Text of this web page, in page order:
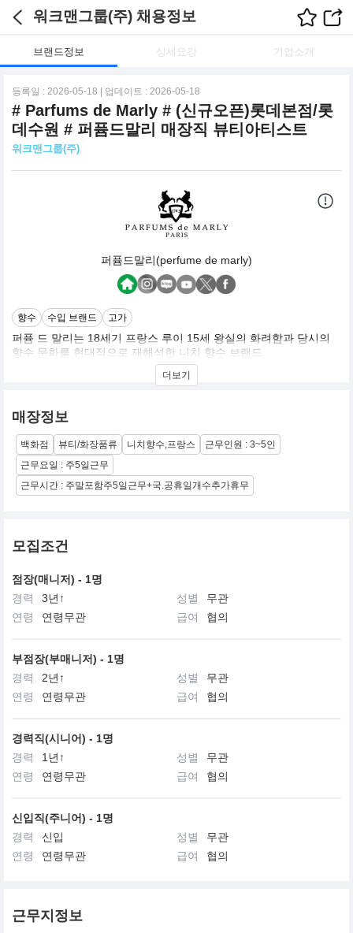
워크맨그룹(주) 채용정보
브랜드정보 상세요강 기업소개
등록일 : 2026-05-18 | 업데이트 : 2026-05-18
# Parfums de Marly # (신규오픈)롯데본점/롯
데수원 # 퍼퓸드말리 매장직 뷰티아티스트
워크맨그룹(주)
퍼퓸드말리(perfume de marly)
향수 수입 브랜드 고가
퍼퓸 드 말리는 18세기 프랑스 루이 15세 왕실의 화려함과 당시의
향수 문화를 현대적으로 재해석한 니치 향수 브랜드
뛰어난 지속력과 확산력을 바탕으로 델리나나 레이튼 같은 상징적
인 향수들을 선보이며 전 세계적인 팬덤을 보유하고 있으며,특히 명
우아하면서도 강렬한 분위기를 연출하는 것이 특징이다
더보기
매장정보
백화점 뷰티/화장품류 니치향수,프랑스
근무인원 : 3~5인
근무요일 : 주5일근무
근무시간 : 주말포함주5일근무+국.공휴일개수추가휴무
모집조건
점장(매니저) - 1명
경력
3년↑ 성별
무관
연령
연령무관 급여 협의
부점장(부매니저) - 1명
경력
2년↑ 성별
무관
연령
연령무관 급여 협의
경력직(시니어) - 1명
경력
1년↑ 성별
무관
연령
연령무관 급여 협의
신입직(주니어) - 1명
경력
신입 성별
무관
연령
연령무관 급여 협의
근무지정보